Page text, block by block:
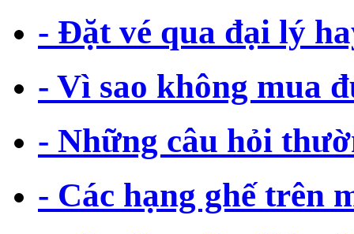
- Đặt vé qua đại lý
- Vì sao không mua
- Những câu hỏi
- Các hạng ghế trên